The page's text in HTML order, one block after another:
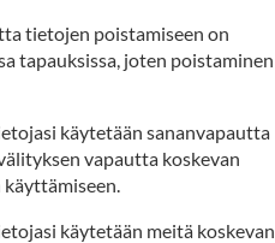
tietojen poistamiseen on
tapauksissa, joten poistaminen
käytetään sananvapautta
vapautta koskevan
käytetään meitä koskevan